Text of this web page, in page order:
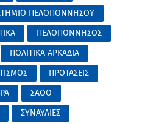
ΠΕΛΟΠΟΝΝΗΣΟΥ
ΠΕΛΟΠΟΝΝΗΣΟΣ
ΠΟΛΙΤΙΚΑ ΑΡΚΑΔΙΑ
ΠΡΟΤΑΣΕΙΣ
ΣΑΟΟ
ΣΥΝΑΥΛΙΕΣ